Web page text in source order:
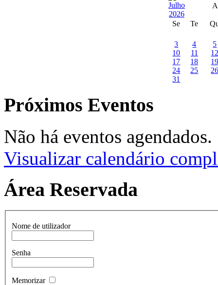
Se Te
3 4
5
10
11
17
18
24
25
31
Próximos Eventos
Não há eventos agendados.
Visualizar calendário
Área Reservada
Nome de utilizador
Senha
Memorizar